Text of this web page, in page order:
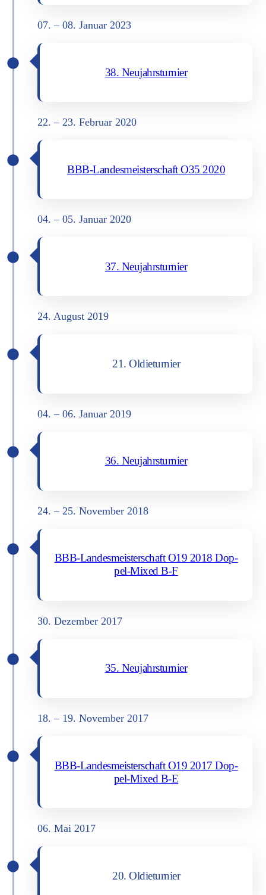
07. – 08. Janu­ar 2023
38. Neu­jahrs­tur­nier
22. – 23. Febru­ar 2020
BBB-Lan­des­meis­ter­schaft O35 2020
04. – 05. Janu­ar 2020
37. Neu­jahrs­tur­nier
24. August 2019
21. Oldie­tur­nier
04. – 06. Janu­ar 2019
36. Neu­jahrs­tur­nier
24. – 25. Novem­ber 2018
BBB-Lan­des­meis­ter­schaft O19 2018 Dop­
pel-Mixed B‑F
30. Dezem­ber 2017
35. Neu­jahrs­tur­nier
18. – 19. Novem­ber 2017
BBB-Lan­des­meis­ter­schaft O19 2017 Dop­
pel-Mixed B‑E
06. Mai 2017
20. Oldie­tur­nier